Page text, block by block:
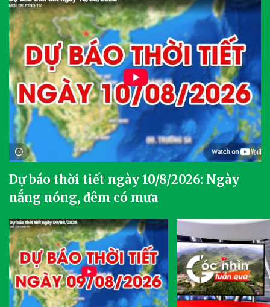
Dự báo thời tiết ngày 10/8/2026: Ngày
nắng nóng, đêm có mưa